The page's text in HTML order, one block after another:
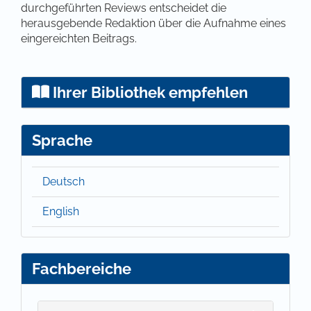
durchgeführten Reviews entscheidet die
herausgebende Redaktion über die Aufnahme eines
eingereichten Beitrags.
Ihrer Bibliothek empfehlen
Sprache
Deutsch
English
Fachbereiche